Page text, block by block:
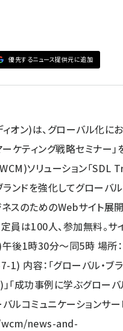
優先するニュース提供元に追加
オン)は、グローバル化に
ケティング戦略セミナー」
ソリューション「SDL
ンドを強化してグローバ
スのためのWebサイト展
員は100人、参加無料。サ
後1時30分～同5時 場所
内容：「グローバル・ブ
「成功事例に学ぶグロー
ルコミュニケーションサ
news-and-